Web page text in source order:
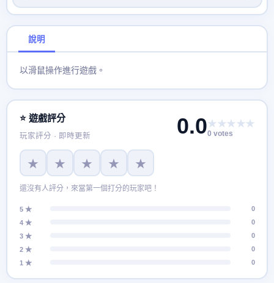
說明
以滑鼠操作進行遊戲。
⭐ 遊戲評分
玩家評分 · 即時更新 0.0★★★★★
0 votes
★ ★ ★ ★ ★
還沒有人評分，來當第一個打分的玩家吧！
5 ★
0
4 ★
0
3 ★
0
2 ★
0
1 ★
0